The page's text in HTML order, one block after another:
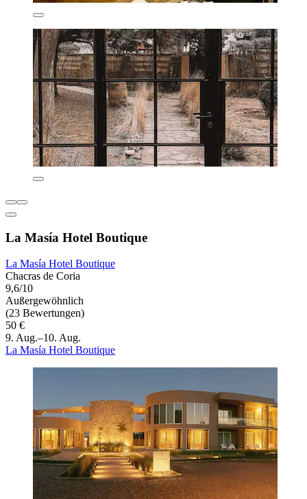
La Masía Hotel Boutique
La Masía Hotel Boutique
Chacras de Coria
9,6/10
Außergewöhnlich
(23 Bewertungen)
50 €
9. Aug.–10. Aug.
La Masía Hotel Boutique